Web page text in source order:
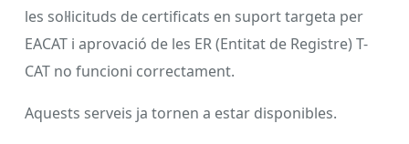
les sol·licituds de certificats en suport targeta per
EACAT i aprovació de les ER (Entitat de Registre) T-
CAT no funcioni correctament.
Aquests serveis ja tornen a estar disponibles.